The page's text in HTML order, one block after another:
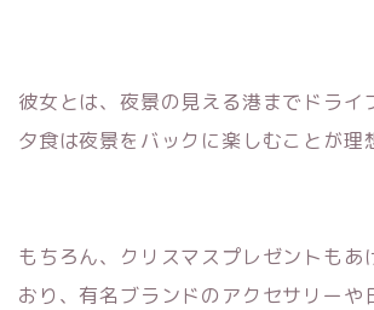
彼女とは、夜景の見える港までドライ
夕食は夜景をバックに楽しむことが理
もちろん、クリスマスプレゼントもあ
おり、有名ブランドのアクセサリーや